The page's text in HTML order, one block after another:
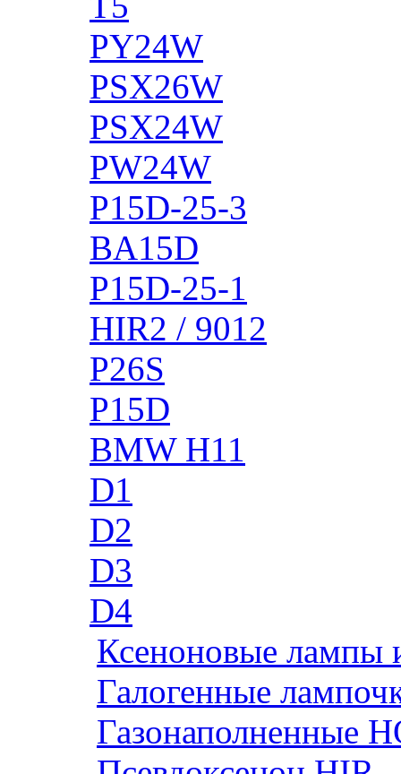
PY24W
PSX26W
PSX24W
PW24W
P15D-25-3
BA15D
P15D-25-1
HIR2 / 9012
P26S
P15D
BMW H11
D1
D2
D3
D4
Ксеноновые лампы
Галогенные
Газонаполненные